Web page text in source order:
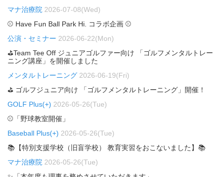
マナ治療院 2026-07-08(Wed)
⚾ Have Fun Ball Park Hi. コラボ企画 ⚾
公演・セミナー 2026-06-22(Mon)
⛳Team Tee Off ジュニアゴルファー向け 「ゴルフメンタルトレー
ニング講座」を開催しました
メンタルトレーニング 2026-06-19(Fri)
⛳ ゴルフジュニア向け 「ゴルフメンタルトレーニング」開催！
GOLF Plus(+) 2026-05-26(Tue)
⚾「野球教室開催」
Baseball Plus(+) 2026-05-26(Tue)
📚【特別支援学校（旧盲学校） 教育実習をおこないました】📚
マナ治療院 2026-05-26(Tue)